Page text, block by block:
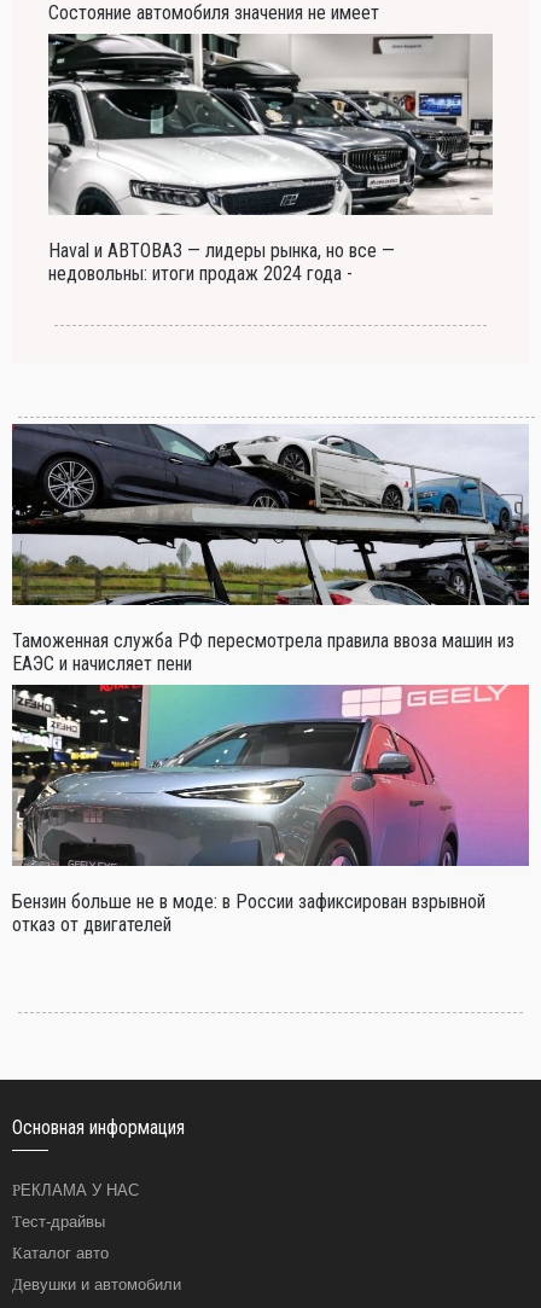
Состояние автомобиля значения не имеет
Haval и АВТОВАЗ — лидеры рынка, но все —
недовольны: итоги продаж 2024 года -
Таможенная служба РФ пересмотрела правила ввоза машин из
ЕАЭС и начисляет пени
Бензин больше не в моде: в России зафиксирован взрывной
отказ от двигателей
Основная информация
РЕКЛАМА У НАС
Тест-драйвы
Каталог авто
Девушки и автомобили